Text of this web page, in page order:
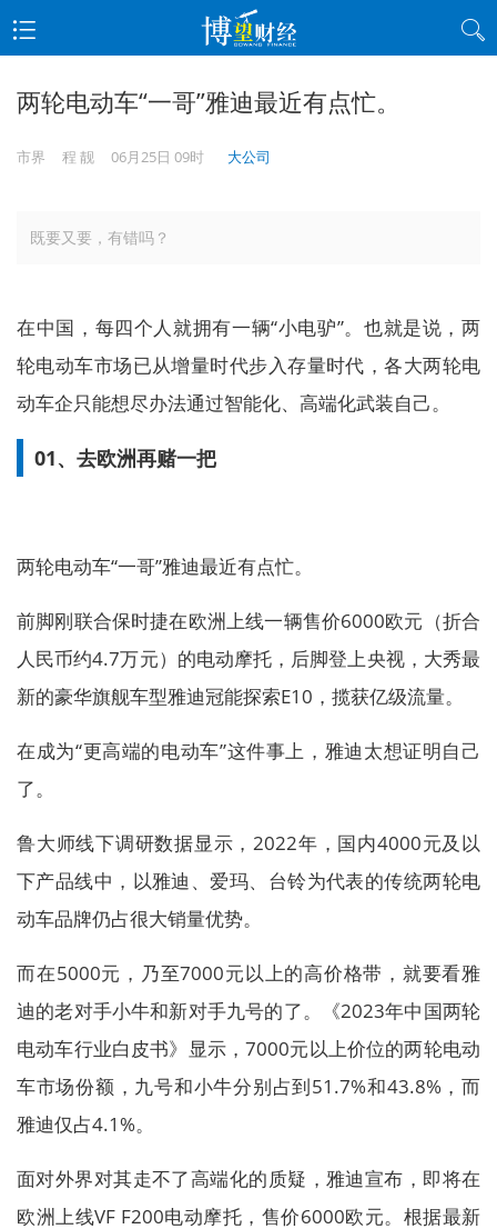
两轮电动车“一哥”雅迪最近有点忙。
市界 程 靓 06月25日 09时 大公司
既要又要，有错吗？
在中国，每四个人就拥有一辆“小电驴”。也就是说，两
轮电动车市场已从增量时代步入存量时代，各大两轮电
动车企只能想尽办法通过智能化、高端化武装自己。
01、去欧洲再赌一把
两轮电动车“一哥”雅迪最近有点忙。
前脚刚联合保时捷在欧洲上线一辆售价6000欧元（折合
人民币约4.7万元）的电动摩托，后脚登上央视，大秀最
新的豪华旗舰车型雅迪冠能探索E10，揽获亿级流量。
在成为“更高端的电动车”这件事上，雅迪太想证明自己
了。
鲁大师线下调研数据显示，2022年，国内4000元及以
下产品线中，以雅迪、爱玛、台铃为代表的传统两轮电
动车品牌仍占很大销量优势。
而在5000元，乃至7000元以上的高价格带，就要看雅
迪的老对手小牛和新对手九号的了。《2023年中国两轮
电动车行业白皮书》显示，7000元以上价位的两轮电动
车市场份额，九号和小牛分别占到51.7%和43.8%，而
雅迪仅占4.1%。
面对外界对其走不了高端化的质疑，雅迪宣布，即将在
欧洲上线VF F200电动摩托，售价6000欧元。根据最新